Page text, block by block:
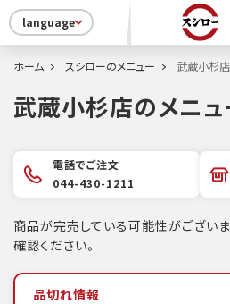
language
ホーム スシローのメニュー 武蔵小杉
武蔵小杉店のメニュ
電話でご注文
044-430-1211
商品が完売している可能性がござい
確認ください。
品切れ情報